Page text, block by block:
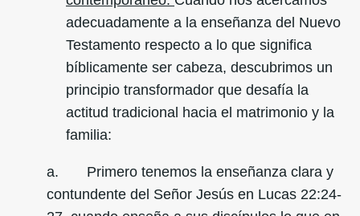
adecuadamente a la enseñanza del Nuevo
Testamento respecto a lo que significa
bíblicamente ser cabeza, descubrimos un
principio transformador que desafía la
actitud tradicional hacia el matrimonio y la
familia:
a. Primero tenemos la enseñanza clara y
contundente del Señor Jesús en Lucas 22:24-